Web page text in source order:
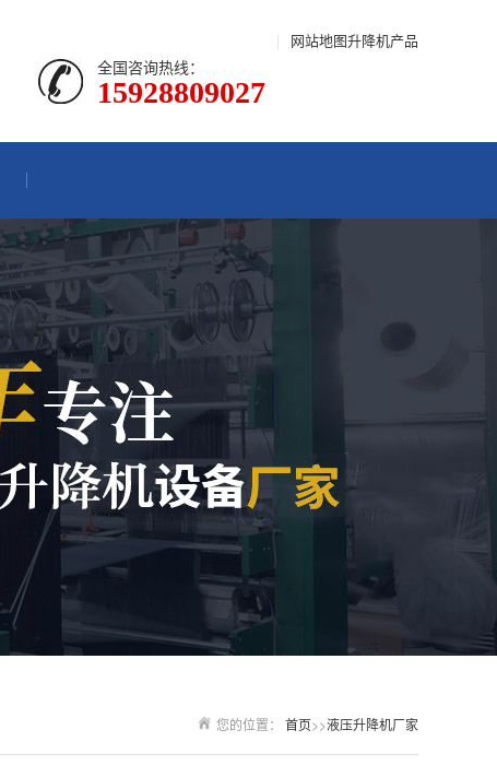
升降机产品
| 网站地图
全国咨询热线：
15928809027
您的位置： 首页>>液压升降机厂家